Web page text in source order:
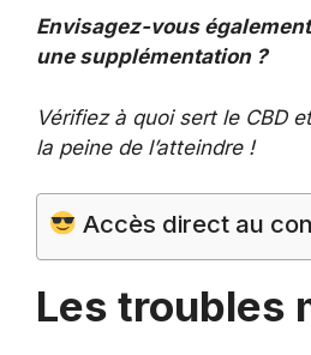
Envisagez-vous
une supplémentation ?
Vérifiez à quoi sert le CBD
la peine de l’atteindre !
Accès direct au
Les troubles